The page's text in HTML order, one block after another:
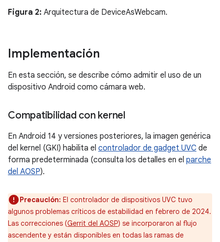
Figura 2: Arquitectura de DeviceAsWebcam.
Implementación
En esta sección, se describe cómo admitir el uso de un
dispositivo Android como cámara web.
Compatibilidad con kernel
En Android 14 y versiones posteriores, la imagen genérica
del kernel (GKI) habilita el controlador de gadget UVC de
forma predeterminada (consulta los detalles en el parche
del AOSP).
Precaución: El controlador de dispositivos UVC tuvo
algunos problemas críticos de estabilidad en febrero de 2024.
Las correcciones (Gerrit del AOSP) se incorporaron al flujo
ascendente y están disponibles en todas las ramas de